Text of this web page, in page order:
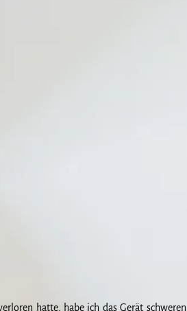
hatte, habe ich das Gerät